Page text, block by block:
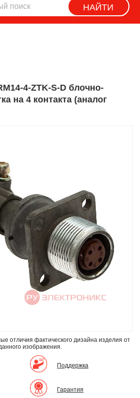
НАЙТИ
на 4 контакта (аналог
отличия фактического дизайна изделия от
изображения.
Поддержка
Гарантия